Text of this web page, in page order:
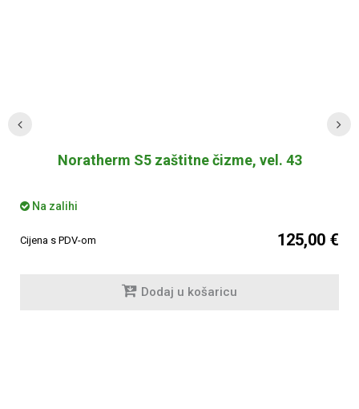
Noratherm S5 zaštitne čizme, vel. 43
Na zalihi
Cijena s PDV-om 125,00 €
Dodaj u košaricu